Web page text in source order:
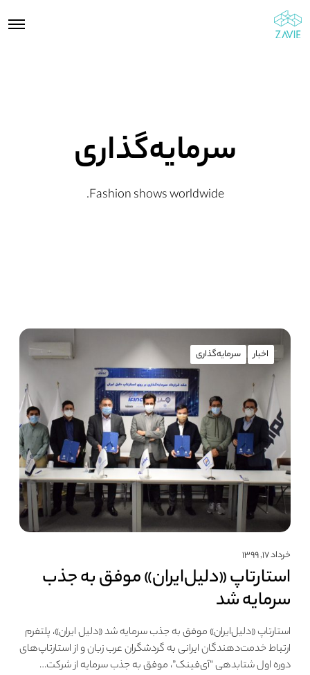
سرمایه‌گذاری
Fashion shows worldwide.
اخبار سرمایه‌گذاری
خرداد ۱۷, ۱۳۹۹
استارتاپ «دلیل‌ایران» موفق به جذب
سرمایه شد
استارتاپ «دلیل‌ایران» موفق به جذب سرمایه شد «دلیل ایران»، پلتفرم
ارتباط خدمت‌دهند‌گان ایرانی به گردشگران عرب‌ زبان و از استارتاپ‌های
دوره‌ اول شتابدهی “آی‌‌فینک”، موفق به جذب سرمایه از شرکت…